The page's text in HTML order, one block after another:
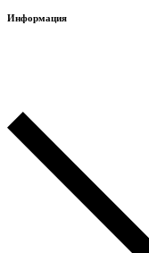
Информация